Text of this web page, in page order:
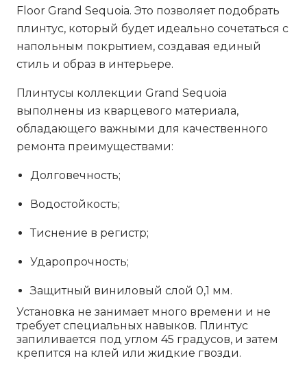
Floor Grand Sequoia. Это позволяет подобрать
плинтус, который будет идеально сочетаться с
напольным покрытием, создавая единый
стиль и образ в интерьере.
Плинтусы коллекции Grand Sequoia
выполнены из кварцевого материала,
обладающего важными для качественного
ремонта преимуществами:
Долговечность;
Водостойкость;
Тиснение в регистр;
Ударопрочность;
Защитный виниловый слой 0,1 мм.
Установка не занимает много времени и не
требует специальных навыков. Плинтус
запиливается под углом 45 градусов, и затем
крепится на клей или жидкие гвозди.